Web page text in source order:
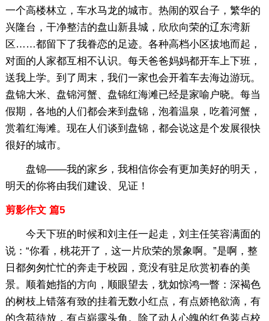
一个高楼林立，车水马龙的城市。热闹的双台子，繁华的
兴隆台，干净整洁的盘山新县城，欣欣向荣的辽东湾新
区……都留下了我眷恋的足迹。各种高档小区拔地而起，
对面的人家都互相不认识。每天爸爸妈妈都开车上下班，
送我上学。到了周末，我们一家也会开着车去海边游玩。
盘锦大米、盘锦河蟹、盘锦红海滩已经是家喻户晓。每当
假期，各地的人们都会来到盘锦，泡着温泉，吃着河蟹，
赏着红海滩。现在人们谈到盘锦，都会说这是个发展很快
很好的城市。
盘锦——我的家乡，我相信你会有更加美好的明天，
明天的你将由我们建设、见证！
剪影作文 篇5
今天下班的时候和刘主任一起走，刘主任笑容满面的
说：“你看，桃花开了，这一片欣荣的景象啊。”是啊，整
日都匆匆忙忙的奔走于校园，竟没有驻足欣赏初春的美
景。顺着她指的方向，顺眼望去，犹如惊鸿一瞥：深褐色
的树枝上错落有致的挂着无数小红点，有点娇艳欲滴，有
的含苞待放，有点崭露头角。除了动人心魄的红色装点校